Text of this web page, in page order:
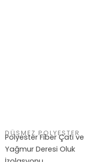
DÜŞMEZ POLYESTER​
Polyester Fiber Çatı ve
Yağmur Deresi Oluk